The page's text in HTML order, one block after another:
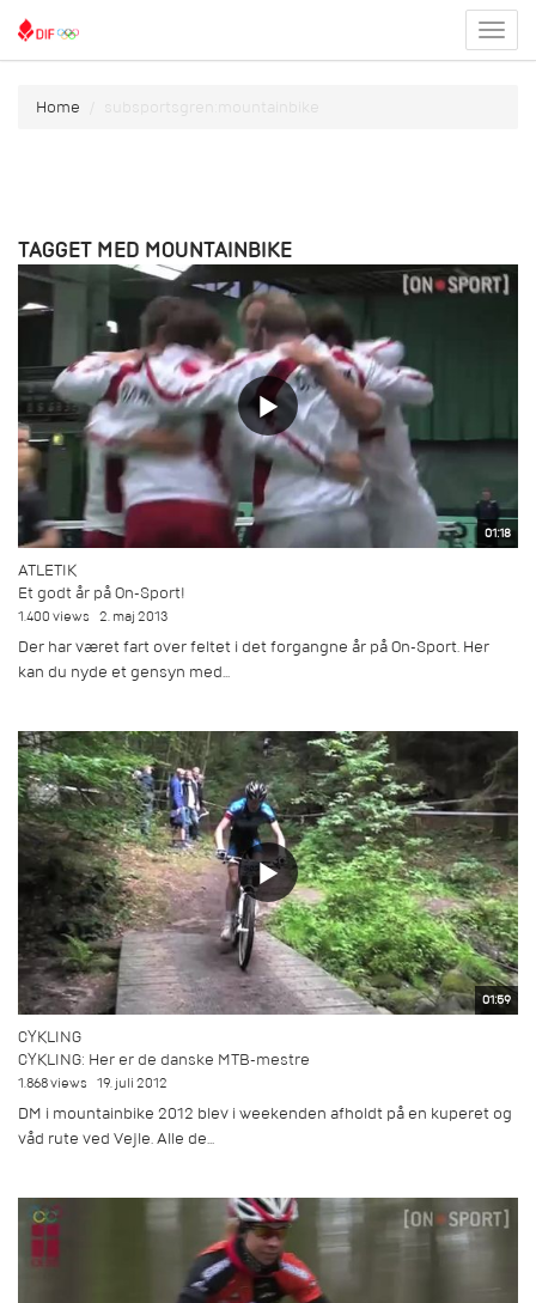
menu
Home subsportsgren:mountainbike
TAGGET MED MOUNTAINBIKE
01:18
ATLETIK
Et godt år på On-Sport!
1.400 views 2. maj 2013
Der har været fart over feltet i det forgangne år på On-Sport. Her
kan du nyde et gensyn med...
01:59
CYKLING
CYKLING: Her er de danske MTB-mestre
1.868 views 19. juli 2012
DM i mountainbike 2012 blev i weekenden afholdt på en kuperet og
våd rute ved Vejle. Alle de...